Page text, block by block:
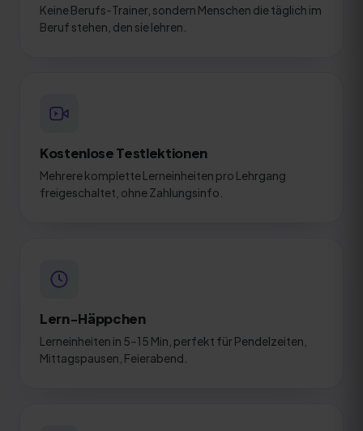
Keine Berufs-Trainer, sondern Menschen die täglich im
Beruf stehen, den sie lehren.
Kostenlose Testlektionen
Mehrere komplette Lerneinheiten pro Lehrgang
freigeschaltet, ohne Zahlungsinfo.
Lern-Häppchen
Lerneinheiten in 5–15 Min, perfekt für Pendelzeiten,
Mittagspausen, Feierabend.